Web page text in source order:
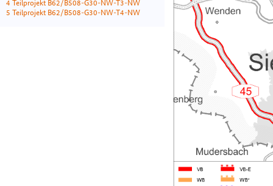
4 Teilprojekt B62/B508-G30-NW-T3-NW
5 Teilprojekt B62/B508-G30-NW-T4-NW